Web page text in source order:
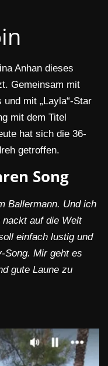
Anhan dieses
Gemeinsam mit
mit „Layla“-Star
mit dem Titel
hat sich die 36-
getroffen.
Song
Ballermann. Und ich
auf die Welt
einfach lustig und
Song. Mir geht es
gute Laune zu